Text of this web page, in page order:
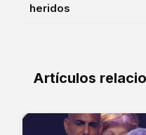
heridos
Artículos